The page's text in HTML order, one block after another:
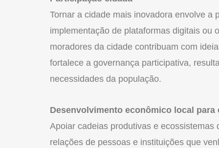
Tornar a cidade mais inovadora envolve a
implementação de plataformas digitais ou
moradores da cidade contribuam com
fortalece a governança participativa,
necessidades da população.
Desenvolvimento econômico local para
Apoiar cadeias produtivas e
relações de pessoas e instituições que